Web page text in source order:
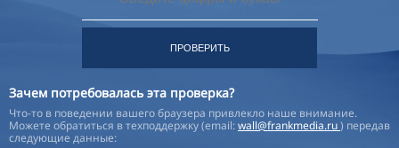
ПРОВЕРИТЬ
Зачем потребовалась эта проверка?
Что-то в поведении вашего браузера привлекло наше внимание.
Можете обратиться в техподдержку (email:wall@frankmedia.ru) передав
следующие данные: